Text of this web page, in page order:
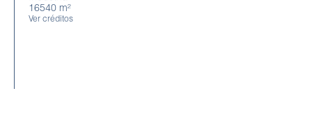
16540 m²
Ver créditos